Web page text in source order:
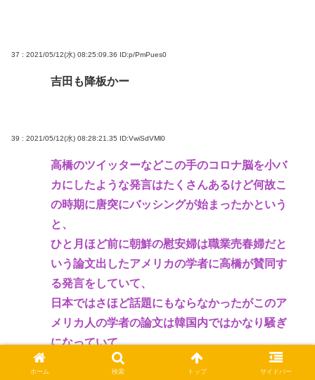
37 : 2021/05/12(水) 08:25:09.36 ID:p/PmPues0
吉田も降板かー
39 : 2021/05/12(水) 08:28:21.35 ID:VwiSdVMl0
高橋のツイッターなどこの手のコロナ脳を小バ
カにしたような発言はたくさんあるけど何故こ
の時期に唐突にバッシングが始まったかという
と、
ひと月ほど前に朝鮮の慰安婦は職業売春婦だと
いう論文出したアメリカの学者に高橋が賛同す
る発言をしていて、
日本ではさほど話題にもならなかったがこのア
メリカ人の学者の論文は韓国内ではかなり騒ぎ
になっていて、
それに内閣参与が同調してるということで高橋
ホーム 検索 トップ サイドバー